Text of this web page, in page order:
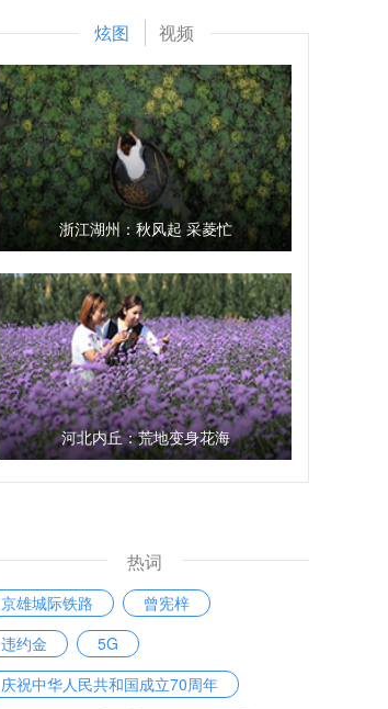
炫图 视频
浙江湖州：秋风起 采菱忙
河北内丘：荒地变身花海
热词
京雄城际铁路
曾宪梓
违约金
5G
庆祝中华人民共和国成立70周年